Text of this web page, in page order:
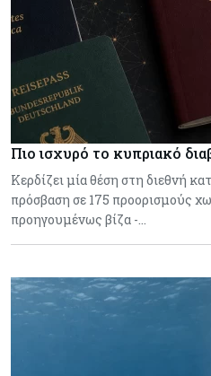
Πιο ισχυρό το κυπριακό
Κερδίζει μία θέση στη διεθνή
πρόσβαση σε 175 προορισμούς
προηγουμένως βίζα -…